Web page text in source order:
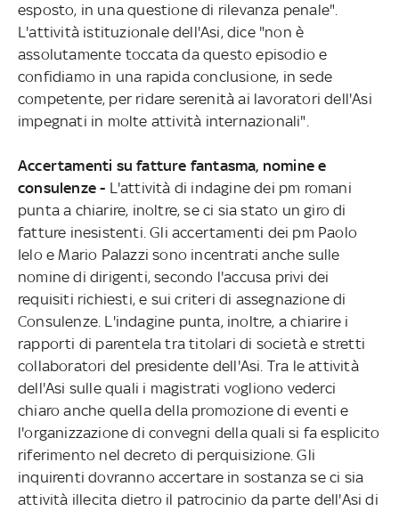
esposto, in una questione di rilevanza penale".
L'attività istituzionale dell'Asi, dice "non è
assolutamente toccata da questo episodio e
confidiamo in una rapida conclusione, in sede
competente, per ridare serenità ai lavoratori dell'Asi
impegnati in molte attività internazionali".
Accertamenti su fatture fantasma, nomine e
consulenze - L'attività di indagine dei pm romani
punta a chiarire, inoltre, se ci sia stato un giro di
fatture inesistenti. Gli accertamenti dei pm Paolo
Ielo e Mario Palazzi sono incentrati anche sulle
nomine di dirigenti, secondo l'accusa privi dei
requisiti richiesti, e sui criteri di assegnazione di
Consulenze. L'indagine punta, inoltre, a chiarire i
rapporti di parentela tra titolari di società e stretti
collaboratori del presidente dell'Asi. Tra le attività
dell'Asi sulle quali i magistrati vogliono vederci
chiaro anche quella della promozione di eventi e
l'organizzazione di convegni della quali si fa esplicito
riferimento nel decreto di perquisizione. Gli
inquirenti dovranno accertare in sostanza se ci sia
attività illecita dietro il patrocinio da parte dell'Asi di